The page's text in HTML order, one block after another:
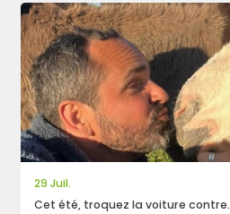
29 Juil.
Cet été, troquez la voiture